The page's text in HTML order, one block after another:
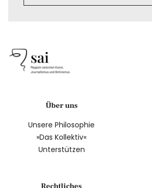
Über uns
Unsere Philosophie
»Das Kollektiv«
Unterstützen